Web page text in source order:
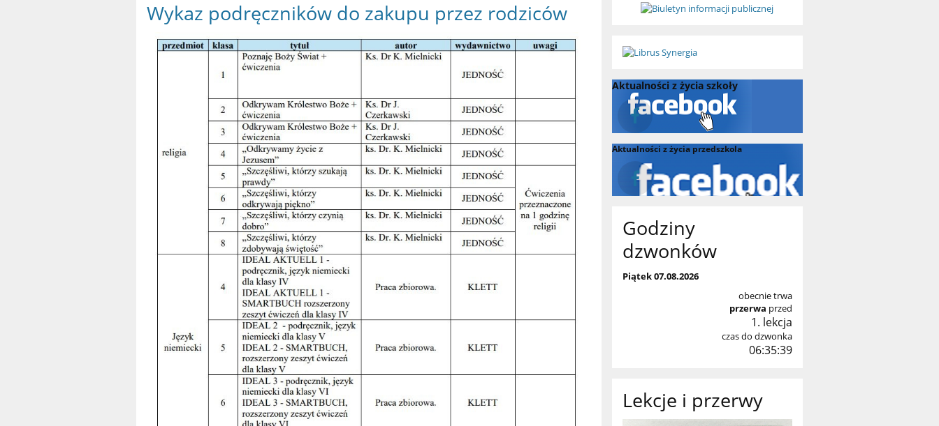
Wykaz podręczników do zakupu przez rodziców
Aktualności z życia szkoły
Aktualności z życia przedszkola
Godziny
dzwonków
Piątek 07.08.2026
obecnie trwa
przerwa przed
1. lekcja
czas do dzwonka
06:35:37
Lekcje i przerwy